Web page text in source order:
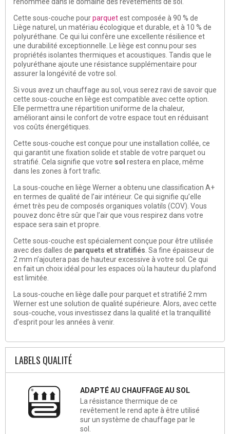
Cette sous-couche pourparquetest composée à 90 % de
Liège naturel, un matériau écologique et durable, et à 10 % de
polyuréthane. Ce qui lui confère une excellente résilience et
une durabilité exceptionnelle. Le liège est connu pour ses
propriétés isolantes thermiques et acoustiques. Tandis que le
polyuréthane ajoute une résistance supplémentaire pour
assurer la longévité de votre sol.
Si vous avez un chauffage au sol, vous serez ravi de savoir que
cette sous-couche en liège est compatible avec cette option.
Elle permettra une répartition uniforme de la chaleur,
améliorant ainsi le confort de votre espace tout en réduisant
vos coûts énergétiques.
Cette sous-couche est conçue pour une installation collée, ce
qui garantit une fixation solide et stable de votre parquet ou
stratifié. Cela signifie que votre sol restera en place, même
dans les zones à fort trafic.
La sous-couche en liège Wernera obtenu une classification A+
en termes de qualité de l’air intérieur. Ce qui signifie qu’elle
émet très peu de composés organiques volatils (COV). Vous
pouvez donc être sûr que l’air que vous respirez dans votre
espace sera sain et propre.
Cette sous-couche est spécialement conçue pour être utilisée
avec des dalles de parquets et stratifiés . Sa fine épaisseur de
2 mm n’ajoutera pas de hauteur excessive à votre sol. Ce qui
en fait un choix idéal pour les espaces où la hauteur du plafond
est limitée.
La sous-couche en liège dalle pour parquet et stratifié 2 mm
Wernerest une solution de qualité supérieure. Alors, avec cette
sous-couche, vous investissez dans la qualité et la tranquillité
d’esprit pour les années à venir.
LABELS QUALITÉ
ADAPTÉ AU CHAUFFAGE AU SOL
La résistance thermique de ce
revêtement le rend apte à être utilisé
sur un système de chauffage par le
sol.